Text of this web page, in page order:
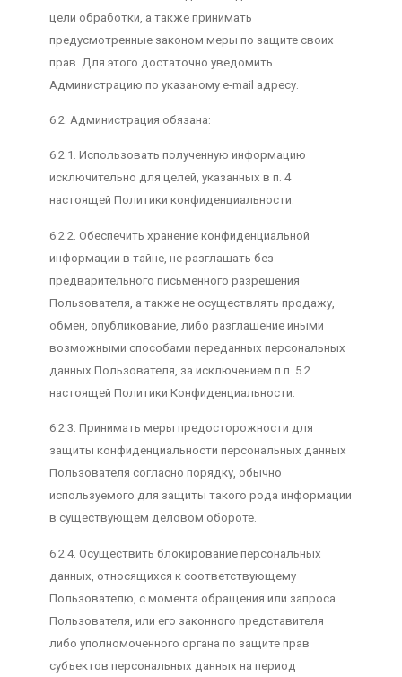
цели обработки, а также принимать
предусмотренные законом меры по защите своих
прав. Для этого достаточно уведомить
Администрацию по указаному e-mail адресу.
6.2. Администрация обязана:
6.2.1. Использовать полученную информацию
исключительно для целей, указанных в п. 4
настоящей Политики конфиденциальности.
6.2.2. Обеспечить хранение конфиденциальной
информации в тайне, не разглашать без
предварительного письменного разрешения
Пользователя, а также не осуществлять продажу,
обмен, опубликование, либо разглашение иными
возможными способами переданных персональных
данных Пользователя, за исключением п.п. 5.2.
настоящей Политики Конфиденциальности.
6.2.3. Принимать меры предосторожности для
защиты конфиденциальности персональных данных
Пользователя согласно порядку, обычно
используемого для защиты такого рода информации
в существующем деловом обороте.
6.2.4. Осуществить блокирование персональных
данных, относящихся к соответствующему
Пользователю, с момента обращения или запроса
Пользователя, или его законного представителя
либо уполномоченного органа по защите прав
субъектов персональных данных на период